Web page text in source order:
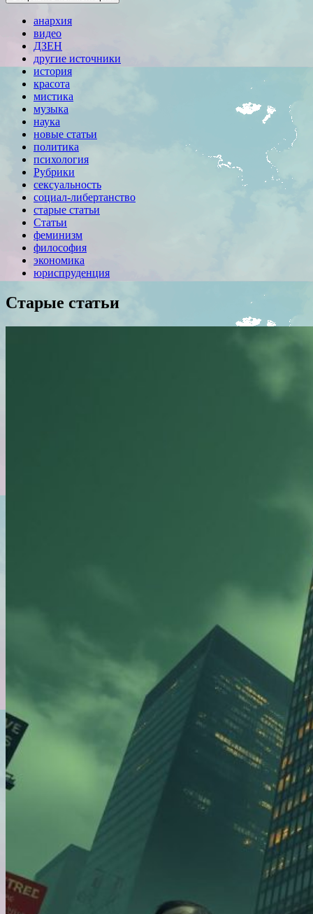
анархия
видео
ДЗЕН
другие источники
история
красота
мистика
музыка
наука
новые статьи
политика
психология
Рубрики
сексуальность
социал-либертанство
старые статьи
Статьи
феминизм
философия
экономика
юриспруденция
Старые статьи